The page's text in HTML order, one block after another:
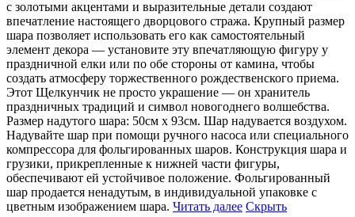
с золотыми акцентами и выразительные детали создают
впечатление настоящего дворцового стража. Крупный размер
шара позволяет использовать его как самостоятельный
элемент декора — установите эту впечатляющую фигуру у
праздничной елки или по обе стороны от камина, чтобы
создать атмосферу торжественного рождественского приема.
Этот Щелкунчик не просто украшение — он хранитель
праздничных традиций и символ новогоднего волшебства.
Размер надутого шара: 50см x 93см. Шар надувается воздухом.
Надувайте шар при помощи ручного насоса или специального
компрессора для фольгированных шаров. Конструкция шара и
грузики, прикрепленные к нижней части фигуры,
обеспечивают ей устойчивое положение. Фольгированный
шар продается ненадутым, в индивидуальной упаковке с
цветным изображением шара. Читать далее Скрыть